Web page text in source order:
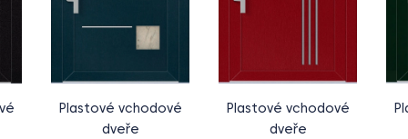
Plastové vchodové
dveře
Plastové vchodové
dveře